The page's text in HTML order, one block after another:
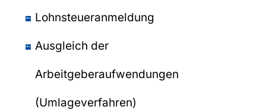
Lohnsteueranmeldung
Ausgleich der
Arbeitgeberaufwendungen
(Umlageverfahren)